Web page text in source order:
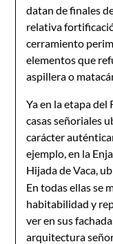
datan de finales
relativa
cerramiento
elementos que
aspillera o
Ya en la etapa
casas señoriales
carácter
ejemplo, en la
Hijada de Vaca,
En todas ellas se
habitabilidad y
ver en sus
arquitectura